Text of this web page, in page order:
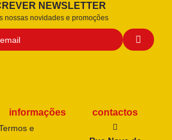
NEWSLETTER
nossas novidades e promoções
informações
e
contactos